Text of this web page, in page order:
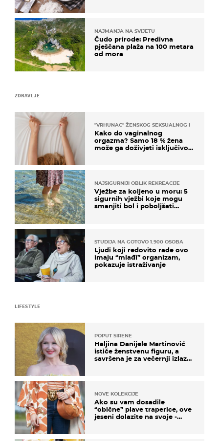
ZDRAVLJE
"VRHUNAC" ŽENSKOG SEKSUALNOG ISKUSTVA
Kako do vaginalnog
orgazma? Samo 18 % žena
može ga doživjeti isključivo
NAJSIGURNIJI OBLIK REKREACIJE
Vježbe za koljeno u moru: 5
sigurnih vježbi koje mogu
smanjiti bol i poboljšati
STUDIJA NA GOTOVO 1.900 OSOBA
Ljudi koji redovito rade ovo
imaju “mlađi” organizam,
pokazuje istraživanje
NAJMANJA NA SVIJETU
Čudo prirode: Predivna
pješčana plaža na 100 metara
od mora
LIFESTYLE
POPUT SIRENE
Haljina Danijele Martinović
ističe ženstvenu figuru, a
savršena je za večernji izlazak
NOVE KOLEKCIJE
Ako su vam dosadile
“obične” plave traperice, ove
jeseni dolazite na svoje -